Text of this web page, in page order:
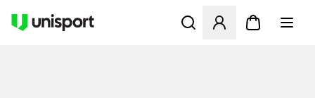
Åbner en Modal til at